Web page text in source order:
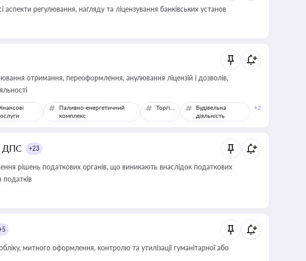
аспекти регулювання, нагляду та ліцензування банківських установ
отримання, переоформлення, анулювання ліцензій і дозволів,
Паливно-енергетичний
комплекс
Торгівля
Будівельна
діяльність
+2
ДПС +23
рішень податкових органів, що виникають внаслідок податкових
податків
митного оформлення, контролю та утилізації гуманітарної або